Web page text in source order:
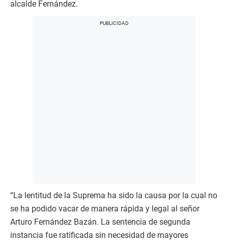
alcalde Fernández.
“La lentitud de la Suprema ha sido la causa por la cual no
se ha podido vacar de manera rápida y legal al señor
Arturo Fernández Bazán. La sentencia de segunda
instancia fue ratificada sin necesidad de mayores